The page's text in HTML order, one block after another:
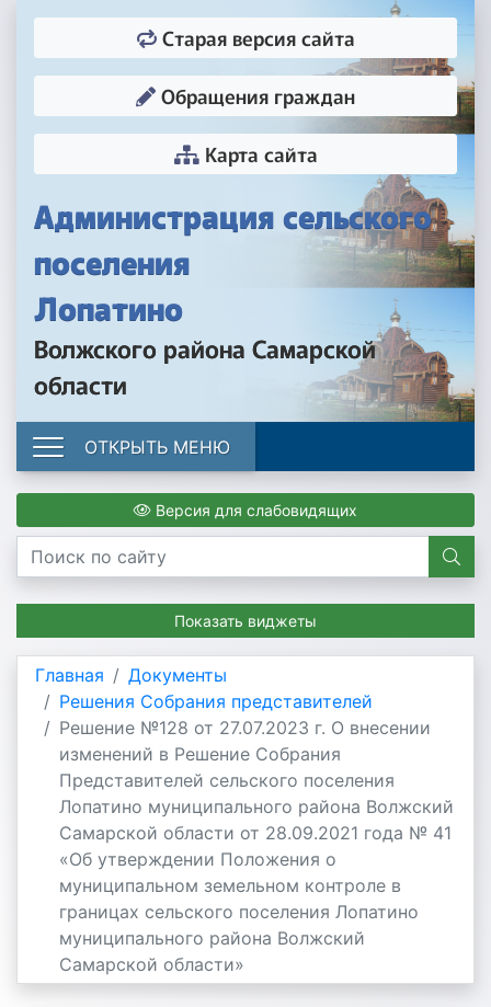
Администрация сельского
поселения
Лопатино
Волжского района Самарской
области
Старая версия сайта
Обращения граждан
Карта сайта
ОТКРЫТЬ МЕНЮ
Версия для слабовидящих
Показать виджеты
Главная
Документы
Решения Собрания представителей
Решение №128 от 27.07.2023 г. О внесении
изменений в Решение Собрания
Представителей сельского поселения
Лопатино муниципального района Волжский
Самарской области от 28.09.2021 года № 41
«Об утверждении Положения о
муниципальном земельном контроле в
границах сельского поселения Лопатино
муниципального района Волжский
Самарской области»